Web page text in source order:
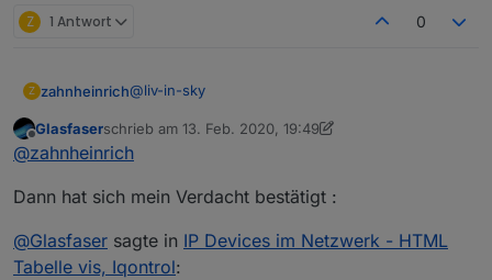
Z 1 Antwort 0
Z zahnheinrich@liv-in-sky
Noch ein Hinweis zur Installation im Docker
Container auf der Synology:
offensichtlich auch nicht notwendig.
einer zweiten Synology ohne Änderung der
/etc/sudoers.d/iobroker gemacht und läuft.
Offline
Glasfaserschrieb am 13. Feb. 2020, 19:49
zuletzt editiert von Glasfaser
@zahnheinrich
Dann hat sich mein Verdacht bestätigt :
@Glasfaser sagte in IP Devices im Netzwerk - HTML
Tabelle vis, Iqontrol: